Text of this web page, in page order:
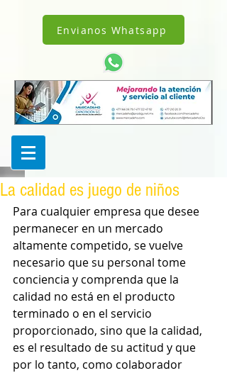
Envianos Whatsapp
La calidad es juego de niños
Para cualquier empresa que desee
permanecer en un mercado
altamente competido, se vuelve
necesario que su personal tome
conciencia y comprenda que la
calidad no está en el producto
terminado o en el servicio
proporcionado, sino que la calidad,
es el resultado de su actitud y que
por lo tanto, como colaborador